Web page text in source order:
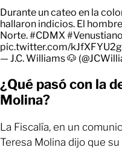
Durante un cateo en la
hallaron indicios. El
Norte.#CDMX
pic.twitter.com/
— J.C. Williams 🐶
¿Qué pasó con la
Molina?
La Fiscalía, en un
Teresa Molina dijo que